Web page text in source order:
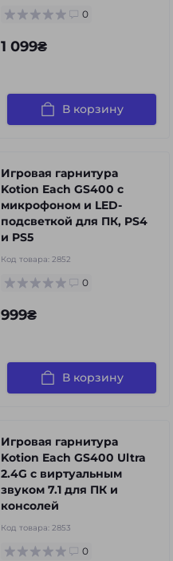
0
1 099₴
В корзину
Игровая гарнитура
Kotion Each GS400 с
микрофоном и LED-
подсветкой для ПК, PS4
и PS5
Код товара: 2852
0
999₴
В корзину
Игровая гарнитура
Kotion Each GS400 Ultra
2.4G с виртуальным
звуком 7.1 для ПК и
консолей
Код товара: 2853
0